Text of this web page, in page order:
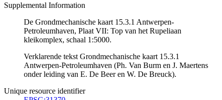
Supplemental Information
De Grondmechanische kaart 15.3.1 Antwerpen-
Petroleumhaven, Plaat VII: Top van het Rupeliaan
kleikomplex, schaal 1:5000.
Verklarende tekst Grondmechanische kaart 15.3.1
Antwerpen-Petroleumhaven (Ph. Van Burm en J. Maertens
onder leiding van E. De Beer en W. De Breuck).
Unique resource identifier